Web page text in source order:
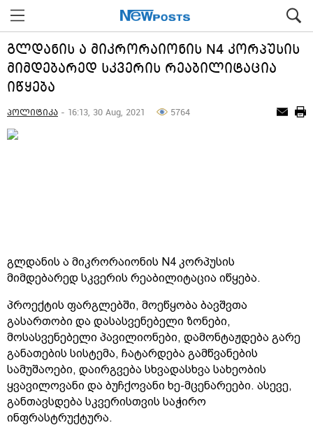
გლდანის ა მიკრორაიონის N4 კორპუსის
მიმდებარედ სკვერის რეაბილიტაცია
იწყება
პოლიტიკა - 16:13, 30 Aug, 2021 5764
გლდანის ა მიკრორაიონის N4 კორპუსის
მიმდებარედ სკვერის რეაბილიტაცია იწყება.
პროექტის ფარგლებში, მოეწყობა ბავშვთა
გასართობი და დასასვენებელი ზონები,
მოსასვენებელი პავილიონები, დამონტაჟდება გარე
განათების სისტემა, ჩატარდება გამწვანების
სამუშაოები, დაირგვება სხვადასხვა სახეობის
ყვავილოვანი და ბუჩქოვანი ხე-მცენარეები. ასევე,
განთავსდება სკვერისთვის საჭირო
ინფრასტრუქტურა.